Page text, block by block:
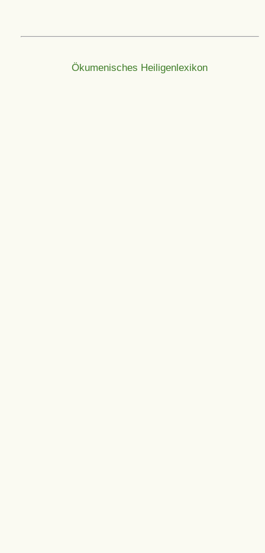
Ökumenisches Heiligenlexikon